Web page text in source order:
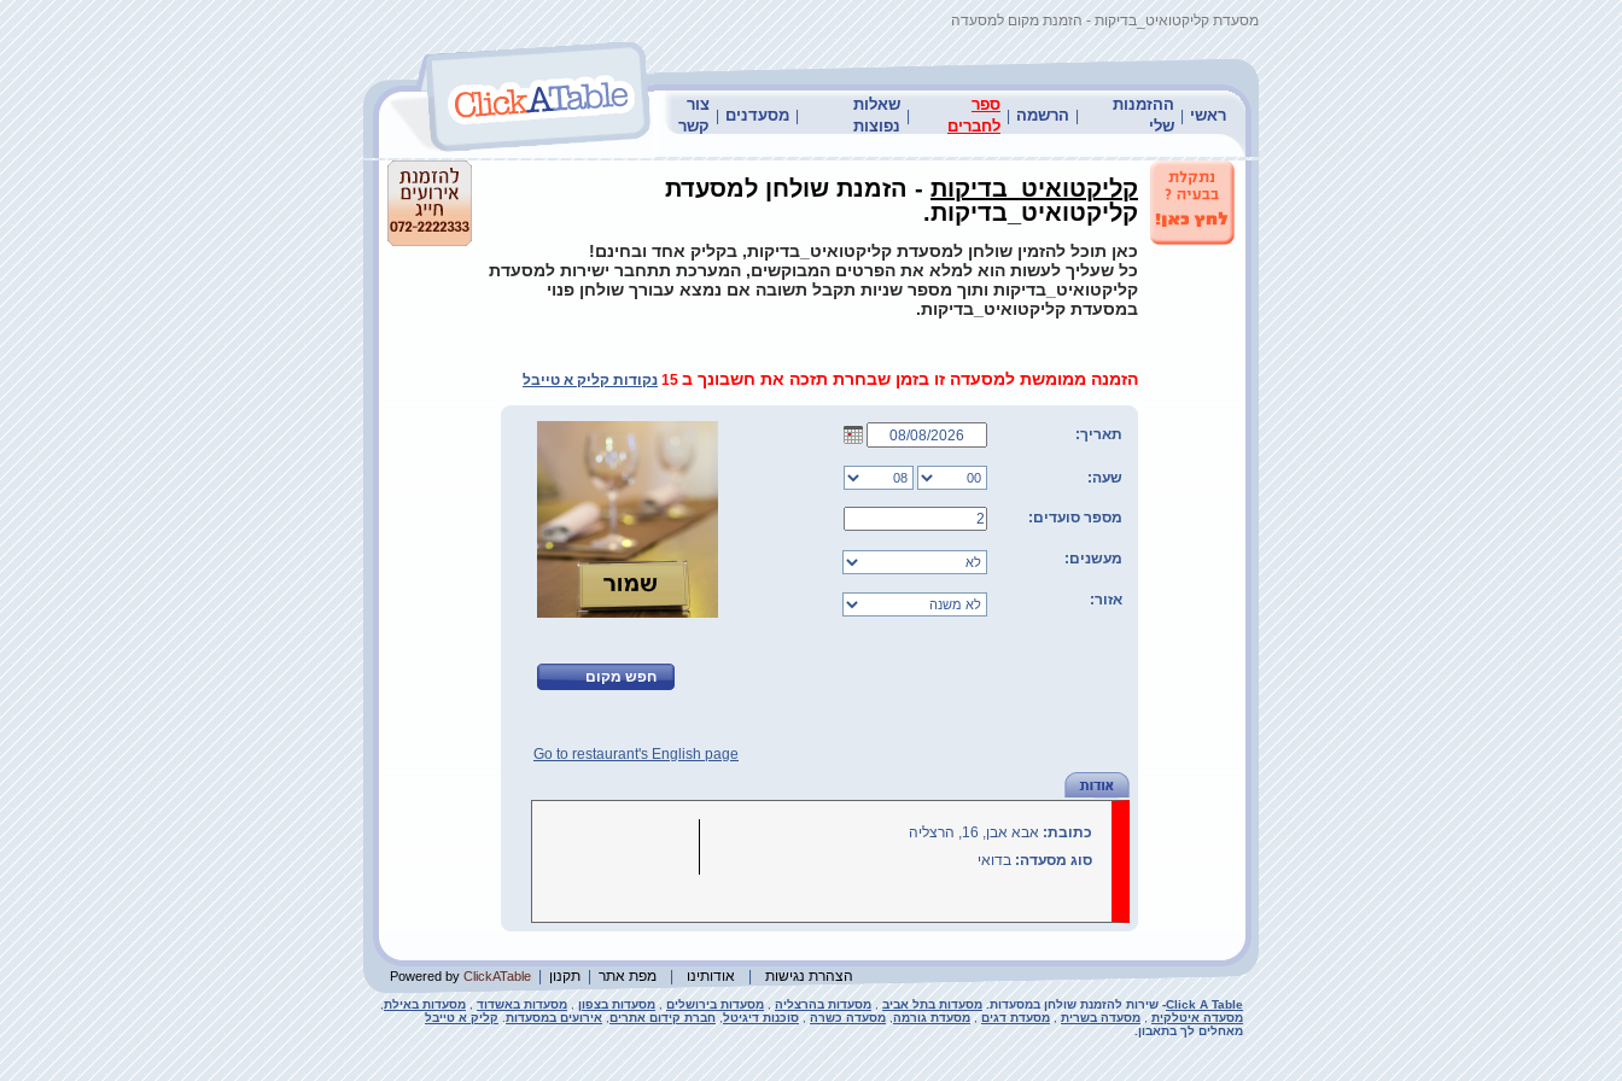
מסעדת קליקטואיט_בדיקות - הזמנת מקום למסעדה
ראשי
ההזמנות
שלי
הרשמה
ספר
לחברים
שאלות
נפוצות
מסעדנים
צור
קשר
קליקטואיט_בדיקות - הזמנת שולחן למסעדת
קליקטואיט_בדיקות.
כאן תוכל להזמין שולחן למסעדת קליקטואיט_בדיקות, בקליק אחד ובחינם!
כל שעליך לעשות הוא למלא את הפרטים המבוקשים, המערכת תתחבר ישירות למסעדת
קליקטואיט_בדיקות ותוך מספר שניות תקבל תשובה אם נמצא עבורך שולחן פנוי
במסעדת קליקטואיט_בדיקות.
הזמנה ממומשת למסעדה זו בזמן שבחרת תזכה את חשבונך ב נקודות קליק א טייבל
תאריך:
שעה:
מספר סועדים:
מעשנים:
אזור:
Go to restaurant's English page
כתובת: אבא אבן, 16, הרצליה
סוג מסעדה: בדואי
Powered by ClickATable תקנון מפת אתר אודותינו הצהרת נגישות
Click A Table- שירות להזמנת שולחן במסעדות. מסעדות בתל אביב,מסעדות בהרצליה,מסעדות בירושלים ,מסעדות בצפון,מסעדות באשדוד,מסעדות באילת,
מסעדה איטלקית, מסעדה בשרית,מסעדת דגים,מסעדת גורמה ,מסעדה כשרה,סוכנות דיגיטל, חברת קידום אתרים,אירועים במסעדות.קליק א טייבל
מאחלים לך בתאבון.